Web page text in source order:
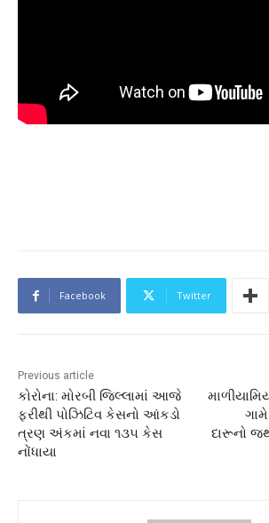
Facebook Twitter
Previous article
કોરોના: મોરબી જિલ્લામાં આજે
ફરીથી પોઝિટિવ કેસનો આંકડો
ત્રણ અંકમાં નવા ૧૩૫ કેસ
નોંધાયા
દારૂનો